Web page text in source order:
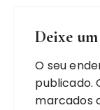
Deixe
O seu
publicado.
marcados